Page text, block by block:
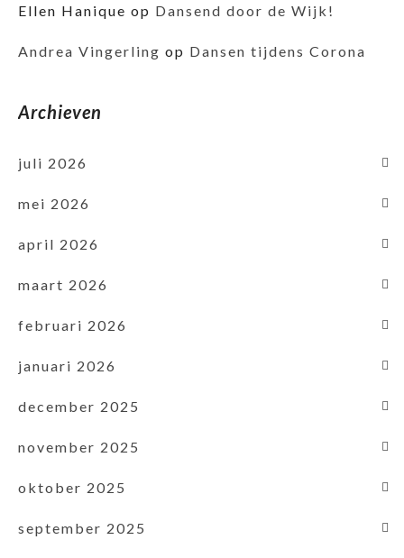
Ellen Hanique op Dansend door de Wijk!
Andrea Vingerling op Dansen tijdens Corona
Archieven
juli 2026
mei 2026
april 2026
maart 2026
februari 2026
januari 2026
december 2025
november 2025
oktober 2025
september 2025